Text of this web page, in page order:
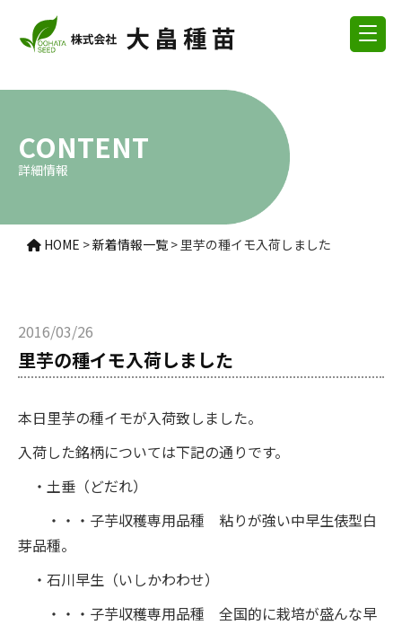
CONTENT
詳細情報
HOME >新着情報一覧 > 里芋の種イモ入荷しました
2016/03/26
里芋の種イモ入荷しました
本日里芋の種イモが入荷致しました。
入荷した銘柄については下記の通りです。
・土垂（どだれ）
・・・子芋収穫専用品種 粘りが強い中早生俵型白
芽品種。
・石川早生（いしかわわせ）
・・・子芋収穫専用品種 全国的に栽培が盛んな早